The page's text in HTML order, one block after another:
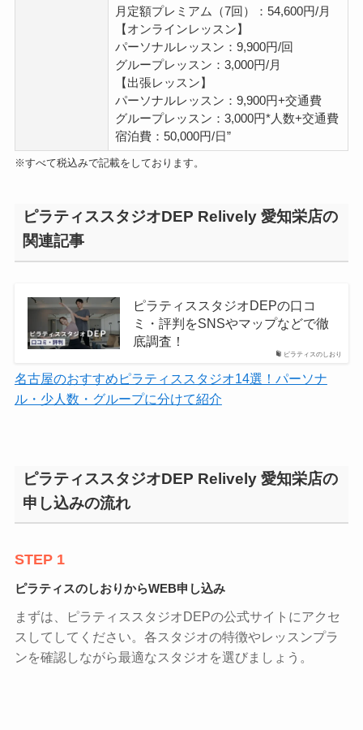
月定額プレミアム（7回）：54,600円/月
【オンラインレッスン】
パーソナルレッスン：9,900円/回
グループレッスン：3,000円/月
【出張レッスン】
パーソナルレッスン：9,900円+交通費
グループレッスン：3,000円*人数+交通費
宿泊費：50,000円/日”
※すべて税込みで記載をしております。
ピラティススタジオDEP Relively 愛知栄店の
関連記事
ピラティスのしおり
ピラティススタジオDEPの口コ
ミ・評判をSNSやマップなどで徹
底調査！
名古屋のおすすめピラティススタジオ14選！パーソナ
ル・少人数・グループに分けて紹介
ピラティススタジオDEP Relively 愛知栄店の
申し込みの流れ
STEP 1
ピラティスのしおりからWEB申し込み
まずは、ピラティススタジオDEPの公式サイトにアクセ
スしてしてください。各スタジオの特徴やレッスンプラ
ンを確認しながら最適なスタジオを選びましょう。